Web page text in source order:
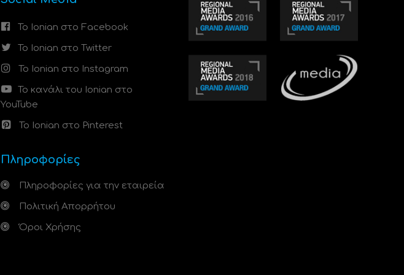
Το Ionian στο Facebook
Το Ionian στο Twitter
Το Ionian στο Instagram
Το κανάλι του Ionian στο
YouTube
Το Ionian στο Pinterest
Πληροφορίες
Πληροφορίες για την εταιρεία
Πολιτική Απορρήτου
Όροι Χρήσης